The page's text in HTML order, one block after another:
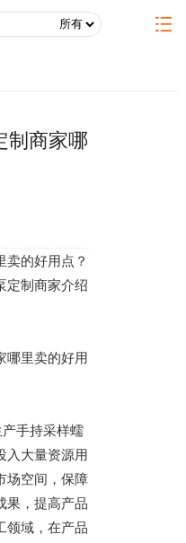
制商家哪
卖的好用点？
定制商家介绍
哪里卖的好用
手持采样蠕
入大量资源用
场空间，保障
果，提高产品
领域，在产品